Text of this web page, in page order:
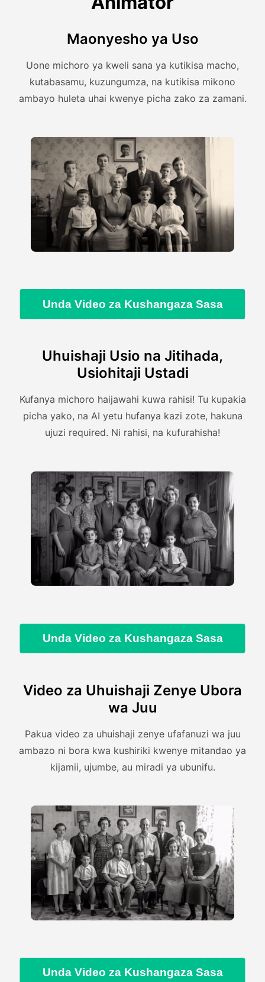
Maonyesho ya Uso
Uone michoro ya kweli sana ya kutikisa macho,
kutabasamu, kuzungumza, na kutikisa mikono
ambayo huleta uhai kwenye picha zako za zamani.
Unda Video za Kushangaza Sasa
Uhuishaji Usio na Jitihada,
Usiohitaji Ustadi
Kufanya michoro haijawahi kuwa rahisi! Tu kupakia
picha yako, na AI yetu hufanya kazi zote, hakuna
ujuzi required. Ni rahisi, na kufurahisha!
Unda Video za Kushangaza Sasa
Video za Uhuishaji Zenye Ubora
wa Juu
Pakua video za uhuishaji zenye ufafanuzi wa juu
ambazo ni bora kwa kushiriki kwenye mitandao ya
kijamii, ujumbe, au miradi ya ubunifu.
Unda Video za Kushangaza Sasa